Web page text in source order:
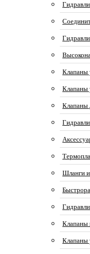
Клапаны
Клапаны
Клапаны
Шланги и
Клапаны
Клапаны